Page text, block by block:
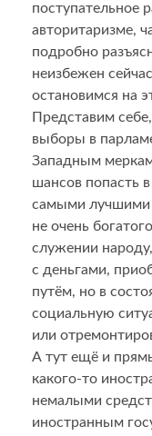
поступательное
авторитаризме,
подробно
неизбежен
остановимся на
Представим
выборы в
Западным
шансов попасть
самыми лучшими
не очень
служении
с деньгами,
путём, но в
социальную
или
А тут ещё и
какого-то
немалыми
иностранным